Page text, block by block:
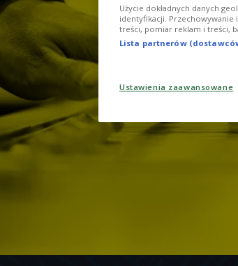
Użycie dokładnych danych
identyfikacji.
treści, pomiar reklam i treści,
Lista partnerów
Ustawienia zaawansowane